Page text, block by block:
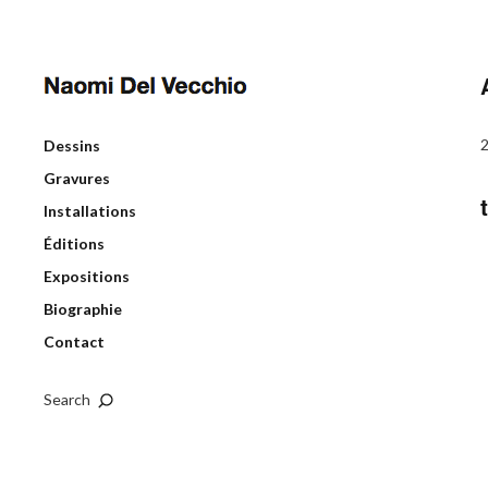
Dessins
Gravures
Installations
Éditions
Expositions
Biographie
Contact
Search